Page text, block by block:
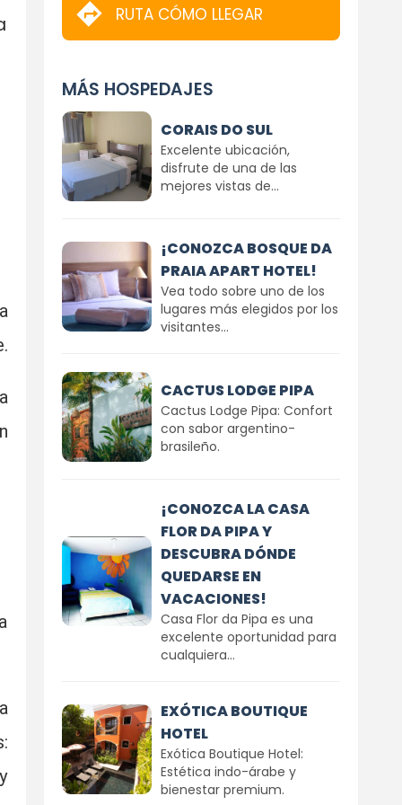
RUTA CÓMO LLEGAR
MÁS HOSPEDAJES
CORAIS DO SUL
Excelente ubicación,
disfrute de una de las
mejores vistas de...
¡CONOZCA BOSQUE DA
PRAIA APART HOTEL!
Vea todo sobre uno de los
lugares más elegidos por los
visitantes...
CACTUS LODGE PIPA
Cactus Lodge Pipa: Confort
con sabor argentino-
brasileño.
¡CONOZCA LA CASA
FLOR DA PIPA Y
DESCUBRA DÓNDE
QUEDARSE EN
VACACIONES!
Casa Flor da Pipa es una
excelente oportunidad para
cualquiera...
EXÓTICA BOUTIQUE
HOTEL
Exótica Boutique Hotel:
Estética indo-árabe y
bienestar premium.